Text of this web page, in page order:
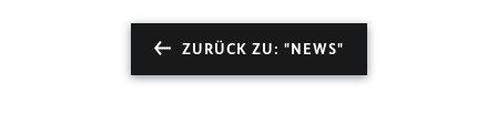
ZURÜCK ZU: "NEWS"